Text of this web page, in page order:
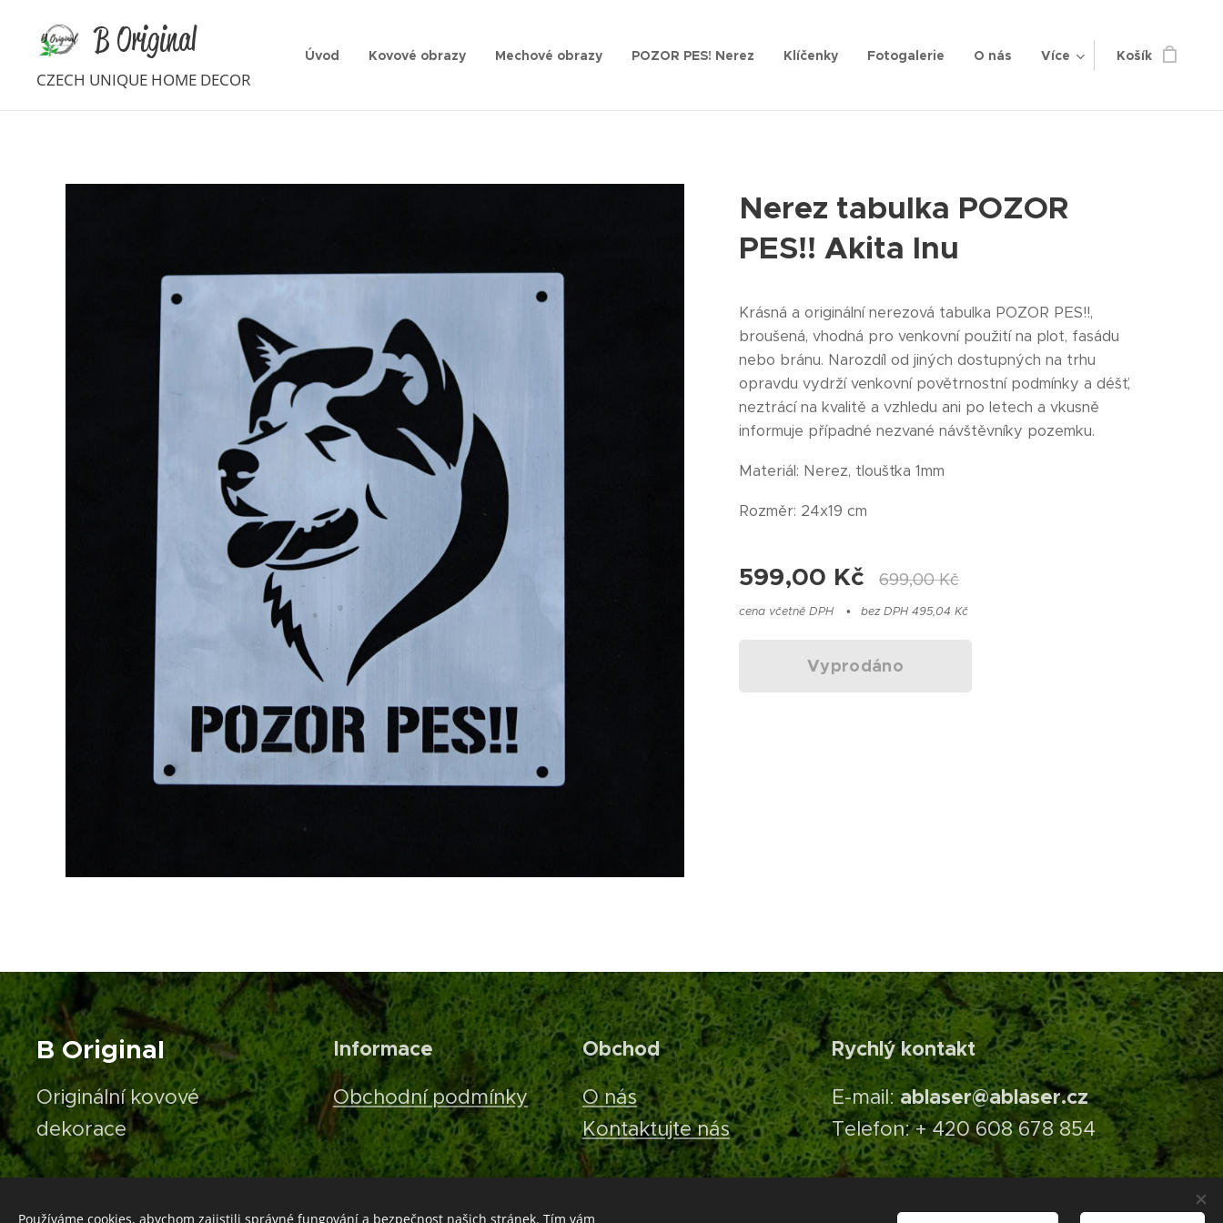
B Original
CZECH UNIQUE HOME DECOR
Úvod Kovové obrazy Mechové obrazy POZOR PES! Nerez Klíčenky Fotogalerie O nás Více Košík
Nerez tabulka POZOR
PES!! Akita Inu
Krásná a originální nerezová tabulka POZOR PES!!,
broušená, vhodná pro venkovní použití na plot, fasádu
nebo bránu. Narozdíl od jiných dostupných na trhu
opravdu vydrží venkovní povětrnostní podmínky a déšť,
neztrácí na kvalitě a vzhledu ani po letech a vkusně
informuje případné nezvané návštěvníky pozemku.
Materiál: Nerez, tloušťka 1mm
Rozměr: 24x19 cm
599,00 Kč 699,00Kč
cena včetně DPH bez DPH 495,04 Kč
Vyprodáno
B Original
Originální kovové
dekorace
Informace
Obchodní podmínky
Obchod
O nás
Kontaktujte nás
Rychlý kontakt
E-mail:ablaser@ablaser.cz
Telefon: + 420 608 678 854
Používáme cookies, abychom zajistili správné fungování a bezpečnost našich stránek. Tím vám